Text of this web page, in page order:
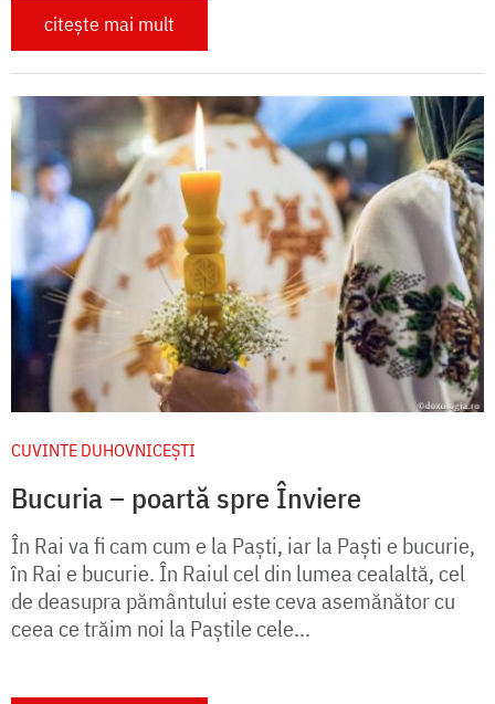
citește mai mult
CUVINTE DUHOVNICEȘTI
Bucuria – poartă spre Înviere
În Rai va fi cam cum e la Paști, iar la Paști e bucurie,
în Rai e bucurie. În Raiul cel din lumea cealaltă, cel
de deasupra pământului este ceva asemănător cu
ceea ce trăim noi la Paștile cele...